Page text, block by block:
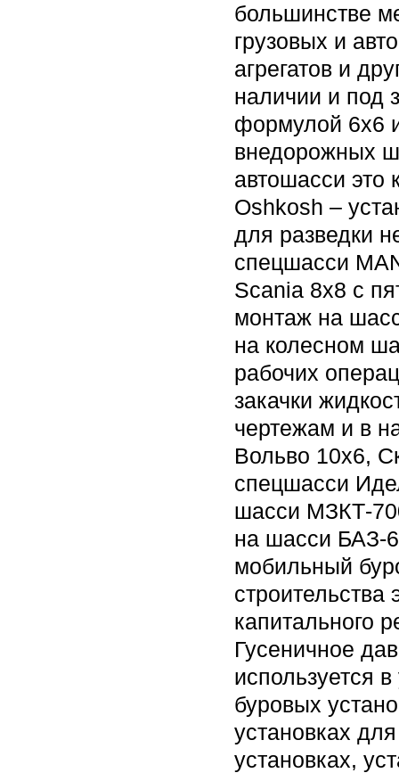
большинстве
грузовых и
агрегатов и
наличии и под
формулой 6х6
внедорожных
автошасси это
Oshkosh –
для разведки
спецшасси
Scania 8x8 с
монтаж на
на колесном
рабочих
закачки
чертежам и в
Вольво 10х6,
спецшасси
шасси МЗКТ-
на шасси БАЗ-
мобильный
капитального
Гусеничное
используется
буровых
установках
установках,